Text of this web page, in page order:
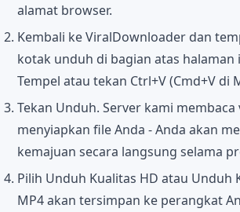
alamat browser.
Kembali ke ViralDownloader dan
kotak unduh di bagian atas
Tempel atau tekan Ctrl+V (Cmd+V di
Tekan Unduh. Server kami
menyiapkan file Anda - Anda akan
kemajuan secara langsung selama
Pilih Unduh Kualitas HD atau Unduh
MP4 akan tersimpan ke perangkat